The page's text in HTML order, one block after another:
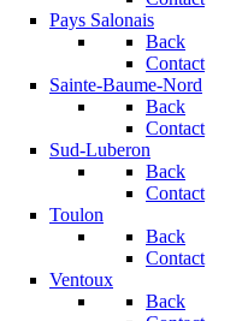
Pays Salonais
Back
Contact
Sainte-Baume-Nord
Back
Contact
Sud-Luberon
Back
Contact
Toulon
Back
Contact
Ventoux
Back